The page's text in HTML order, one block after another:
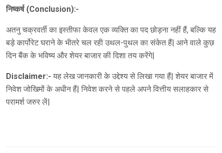
निष्कर्ष (Conclusion):-
अतनु चक्रवर्ती का इस्तीफा केवल एक व्यक्ति का पद छोड़ना नहीं हैं, बल्कि यह
बड़े कार्पोरेट घराने के भीतरे चल रही उथल-पुथल का संकेत हैं| आने वाले कुछ
दिन बैंक के भविष्य और शेयर बाजार की दिशा तय करेंगे|
Disclaimer:- यह लेख जानकारी के उद्देश्य से लिखा गया हैं| शेयर बाजार में
निवेश जोखिमों के अधीन हैं| निवेश करने से पहले अपने वित्तीय सलाहकार से
परामर्श जरुर लें|